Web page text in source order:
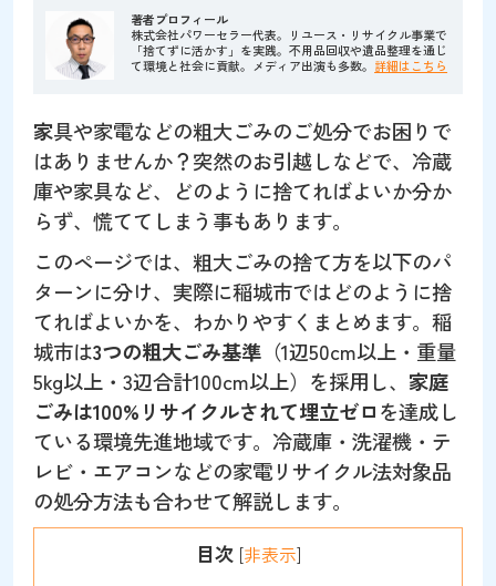
著者プロフィール
株式会社パワーセラー代表。リユース・リサイクル事業で
「捨てずに活かす」を実践。不用品回収や遺品整理を通じ
て環境と社会に貢献。メディア出演も多数。 詳細はこちら
家具や家電などの粗大ごみのご処分でお困りで
はありませんか？突然のお引越しなどで、冷蔵
庫や家具など、どのように捨てればよいか分か
らず、慌ててしまう事もあります。
このページでは、粗大ごみの捨て方を以下のパ
ターンに分け、実際に稲城市ではどのように捨
てればよいかを、わかりやすくまとめます。稲
城市は3つの粗大ごみ基準 （1辺50cm以上・重量
5kg以上・3辺合計100cm以上）を採用し、 家庭
ごみは100%リサイクルされて埋立ゼロを達成し
ている環境先進地域です。冷蔵庫・洗濯機・テ
レビ・エアコンなどの家電リサイクル法対象品
の処分方法も合わせて解説します。
目次 [非表示]